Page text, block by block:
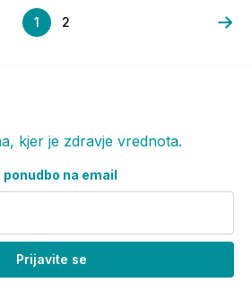
1 2
kjer je zdravje vrednota.
na email
Prijavite se